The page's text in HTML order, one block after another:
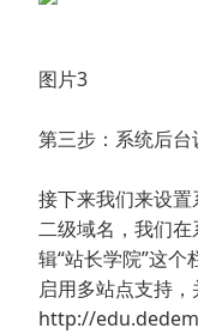
图片3
第三步：系统后台
接下来我们来设
二级域名，我们
辑“站长学院”这
启用多站点支持
http://